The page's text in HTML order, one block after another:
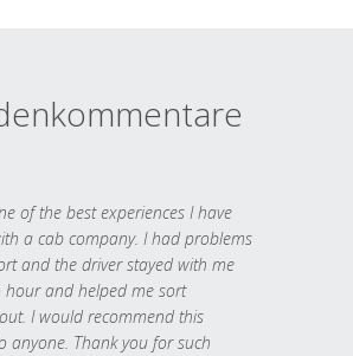
of the best experiences I have
a cab company. I had problems
and the driver stayed with me
hour and helped me sort
I would recommend this
anyone. Thank you for such